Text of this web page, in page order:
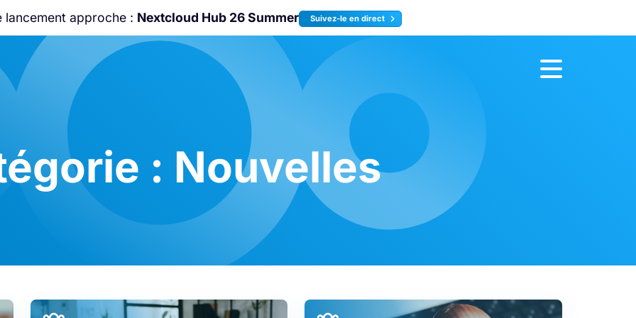
lancement approche : Nextcloud Hub 26 Summer Suivez-le en direct
Rejoignez-nous à la
Community Conference
: Nouvelles